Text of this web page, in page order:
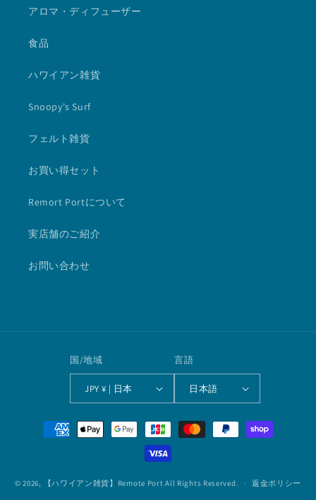
アロマ・ディフューザー
食品
ハワイアン雑貨
Snoopy's Surf
フェルト雑貨
お買い得セット
Remort Portについて
実店舗のご紹介
お問い合わせ
国/地域
JPY ¥ | 日本
言語
日本語
法
© 2026, 【ハワイアン雑貨】Remote Port All Rights Reserved. 返金ポリシー